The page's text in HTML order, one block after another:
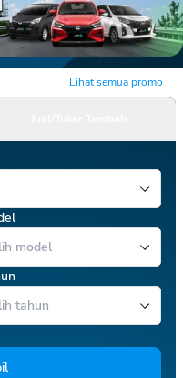
Lihat semua promo